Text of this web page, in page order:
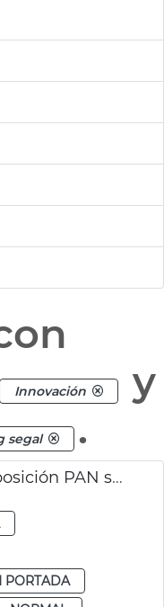
Innovación
y
segal .
Las Naves acogen la exposición PAN sobre alimentación infantil
PORTADA